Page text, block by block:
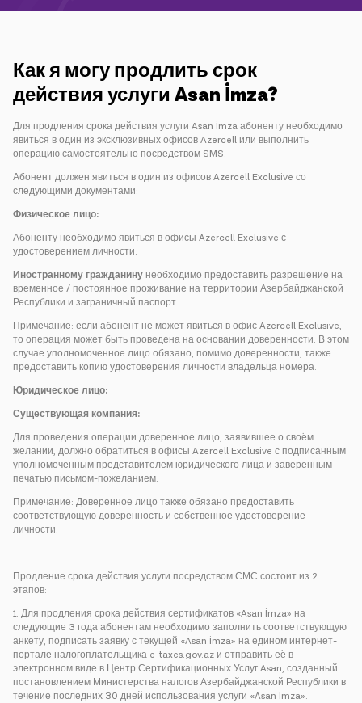
Оплата Роуминг Новое поколение
Язык Русский
Как я могу продлить срок
действия услуги Asan İmza?
Для продления срока действия услуги Asan İmza абоненту необходимо
явиться в один из эксклюзивных офисов Azercell или выполнить
операцию самостоятельно посредством SMS.
Абонент должен явиться в один из офисов Azercell Exclusive со
следующими документами:
Физическое лицо:
Абоненту необходимо явиться в офисы Azercell Exclusive с
удостоверением личности.
Иностранному гражданину необходимо предоставить разрешение на
временное / постоянное проживание на территории Азербайджанской
Республики и заграничный паспорт.
Примечание: если абонент не может явиться в офис Azercell Exclusive,
то операция может быть проведена на основании доверенности. В этом
случае уполномоченное лицо обязано, помимо доверенности, также
предоставить копию удостоверения личности владельца номера.
Юридическое лицо:
Существующая компания:
Для проведения операции доверенное лицо, заявившее о своём
желании, должно обратиться в офисы Azercell Exclusive с подписанным
уполномоченным представителем юридического лица и заверенным
печатью письмом-пожеланием.
Примечание: Доверенное лицо также обязано предоставить
соответствующую доверенность и собственное удостоверение
личности.
Продление срока действия услуги посредством СМС состоит из 2
этапов:
1. Для продления срока действия сертификатов «Asan İmza» на
следующие 3 года абонентам необходимо заполнить соответствующую
анкету, подписать заявку с текущей «Asan İmza» на едином интернет-
портале налогоплательщика e-taxes.gov.az и отправить её в
электронном виде в Центр Сертификационных Услуг Asan, созданный
постановлением Министерства налогов Азербайджанской Республики в
течение последних 30 дней использования услуги «Asan Imza».